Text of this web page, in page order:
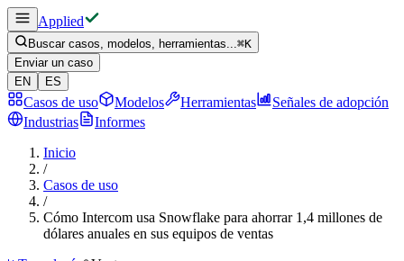
Applied
Buscar casos, modelos, herramientas...⌘K
Enviar un caso
EN
ES
Casos de uso Modelos Herramientas
Señales de adopción
Industrias
Informes
Inicio
/
Casos de uso
/
Cómo Intercom usa Snowflake para ahorrar 1,4 millones de
dólares anuales en sus equipos de ventas